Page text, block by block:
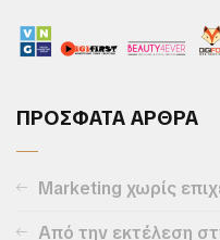
ΠΡΟΣΦΑΤΑ ΑΡΘΡΑ
Marketing χωρίς
Από την εκτέλεση